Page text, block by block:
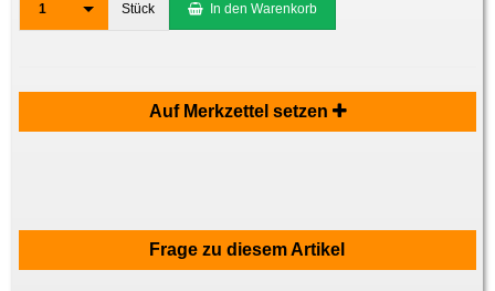
1 Stück In den Warenkorb
Auf Merkzettel setzen
Frage zu diesem Artikel